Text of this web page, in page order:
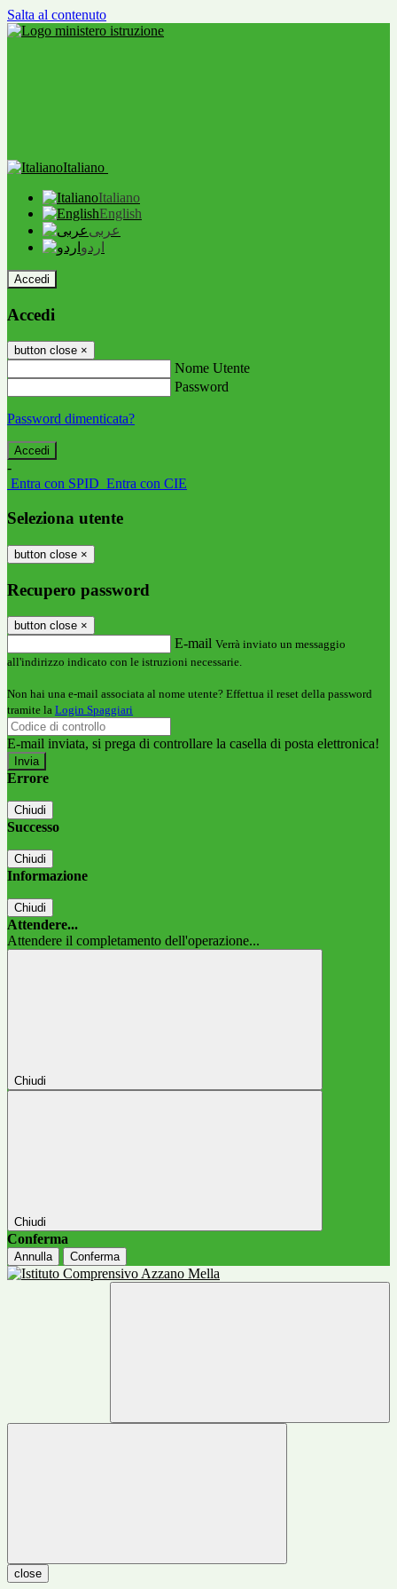
Salta al contenuto
Italiano
Italiano
English
عربى
اردو
Accedi
Accedi
button close ×
Nome Utente
Password
Password dimenticata?
-
Entra con SPID Entra con CIE
Seleziona utente
button close ×
Recupero password
button close ×
E-mail Verrà inviato un messaggio
all'indirizzo indicato con le istruzioni necessarie.
Non hai una e-mail associata al nome utente? Effettua il reset della password
tramite la Login Spaggiari
E-mail inviata, si prega di controllare la casella di posta elettronica!
Errore
Chiudi
Successo
Chiudi
Informazione
Chiudi
Attendere...
Attendere il completamento dell'operazione...
Chiudi
Chiudi
Conferma
Annulla Conferma
close